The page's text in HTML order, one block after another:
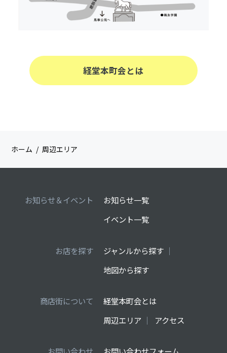
経堂本町会とは
ホーム 周辺エリア
お知らせ＆イベント
お知らせ一覧
イベント一覧
お店を探す
ジャンルから探す
地図から探す
商店街について
経堂本町会とは
周辺エリア
アクセス